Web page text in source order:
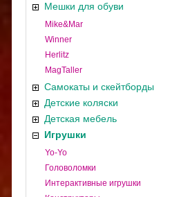
Мешки для обуви
Mike&Mar
Winner
Herlitz
MagTaller
Самокаты и скейтборды
Детские коляски
Детская мебель
Игрушки
Yo-Yo
Головоломки
Интерактивные игрушки